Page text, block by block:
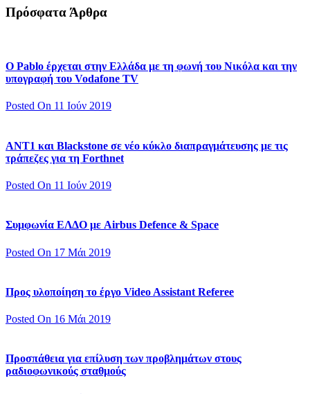
Πρόσφατα Άρθρα
Ο Pablo έρχεται στην Ελλάδα με τη φωνή του Νικόλα και την
υπογραφή του Vodafone TV
Posted On 11 Ιούν 2019
ΑΝΤ1 και Blackstone σε νέο κύκλο διαπραγμάτευσης με τις
τράπεζες για τη Forthnet
Posted On 11 Ιούν 2019
Συμφωνία ΕΛΔΟ με Airbus Defence & Space
Posted On 17 Μάι 2019
Προς υλοποίηση το έργο Video Assistant Referee
Posted On 16 Μάι 2019
Προσπάθεια για επίλυση των προβλημάτων στους
ραδιοφωνικούς σταθμούς